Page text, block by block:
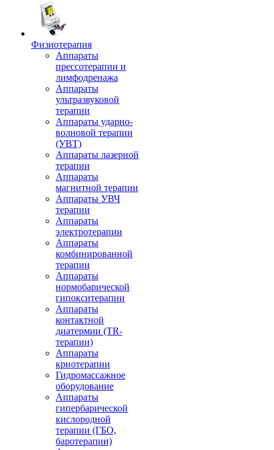
Физиотерапия
Аппараты
прессотерапии и
лимфодренажа
Аппараты
ультразвуковой
терапии
Аппараты ударно-
волновой терапии
(УВТ)
Аппараты лазерной
терапии
Аппараты
магнитной терапии
Аппараты УВЧ
терапии
Аппараты
электротерапии
Аппараты
комбинированной
терапии
Аппараты
нормобарической
гипокситерапии
Аппараты
контактной
диатермии (TR-
терапии)
Аппараты
криотерапии
Гидромассажное
оборудование
Аппараты
гипербарической
кислородной
терапии (ГБО,
баротерапии)